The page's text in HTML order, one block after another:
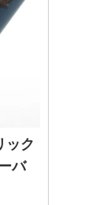
ック
バ